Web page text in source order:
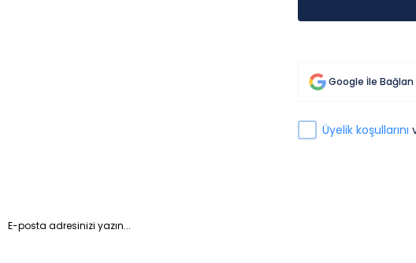
Google İle Bağlan
Üyelik koşullarını